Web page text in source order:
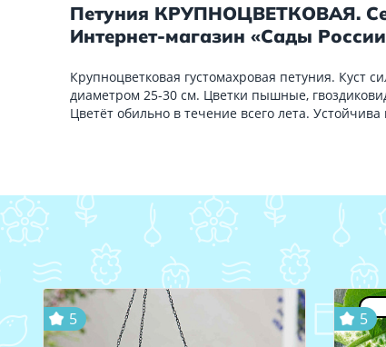
Петуния КРУПНОЦВЕТКОВАЯ.
Интернет-магазин «Сады
Крупноцветковая густомахровая петуния. Куст
диаметром 25-30 см. Цветки пышные,
Цветёт обильно в течение всего лета. Устойчива
5 5